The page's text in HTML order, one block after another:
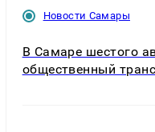
Новости Самары
В Самаре шестого
общественный